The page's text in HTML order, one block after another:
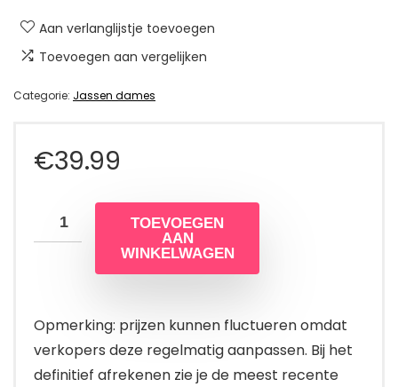
Aan verlanglijstje toevoegen
Toevoegen aan vergelijken
Categorie: Jassen dames
€39.99
TOEVOEGEN
AAN
WINKELWAGEN
Opmerking: prijzen kunnen fluctueren omdat
verkopers deze regelmatig aanpassen. Bij het
definitief afrekenen zie je de meest recente